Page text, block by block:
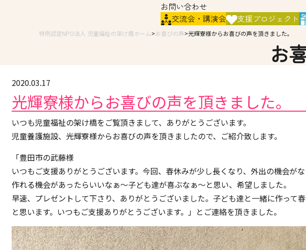
お問い合わせ
交流会・講演会
支援プロジェクト
特例認定NPO法人 児童福祉の架け橋ホーム お喜びの声 光輝寮様からお喜びの声を頂きました。
お
2020.03.17
光輝寮様からお喜びの声を頂きました。
いつも児童福祉の架け橋をご覧頂きまして、ありがとうございます。
児童養護施設、光輝寮様からお喜びの声を頂きましたので、ご紹介致します。
「豊田市の武藤様
いつもご支援ありがとうございます。今回、春休みが少し長くなり、外出の機会が
作れる機会があったらいいなぁ～子ども達が喜ぶなぁ～と思い、希望しました。
早速、プレゼントして下さり、ありがとうございました。子ども達と一緒に作って
と思います。いつもご支援ありがとうございます。」とご連絡を頂きました。